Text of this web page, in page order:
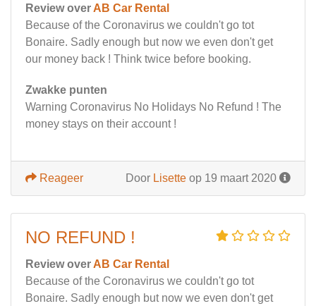
Review over AB Car Rental
Because of the Coronavirus we couldn't go tot
Bonaire. Sadly enough but now we even don't get
our money back ! Think twice before booking.
Zwakke punten
Warning Coronavirus No Holidays No Refund ! The
money stays on their account !
Door Lisette op 19 maart 2020
Reageer
NO REFUND !
Review over AB Car Rental
Because of the Coronavirus we couldn't go tot
Bonaire. Sadly enough but now we even don't get